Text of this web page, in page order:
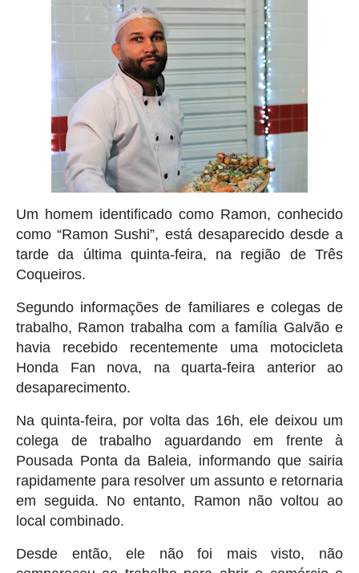
Um homem identificado como Ramon, conhecido
como “Ramon Sushi”, está desaparecido desde a
tarde da última quinta-feira, na região de Três
Coqueiros.
Segundo informações de familiares e colegas de
trabalho, Ramon trabalha com a família Galvão e
havia recebido recentemente uma motocicleta
Honda Fan nova, na quarta-feira anterior ao
desaparecimento.
Na quinta-feira, por volta das 16h, ele deixou um
colega de trabalho aguardando em frente à
Pousada Ponta da Baleia, informando que sairia
rapidamente para resolver um assunto e retornaria
em seguida. No entanto, Ramon não voltou ao
local combinado.
Desde então, ele não foi mais visto, não